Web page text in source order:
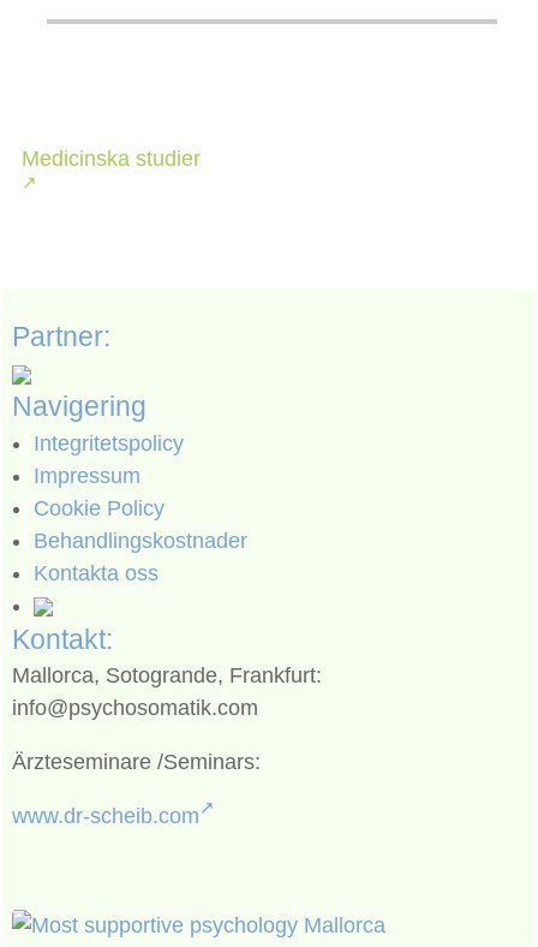
Medicinska studier
Partner:
Navigering
Integritetspolicy
Impressum
Cookie Policy
Behandlingskostnader
Kontakta oss
Kontakt:
Mallorca, Sotogrande, Frankfurt:
info@psychosomatik.com
Ärzteseminare /Seminars:
www.dr-scheib.com